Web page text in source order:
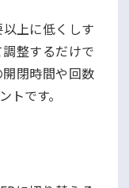
上に低くしす
整するだけで
閉時間や回数
トです。